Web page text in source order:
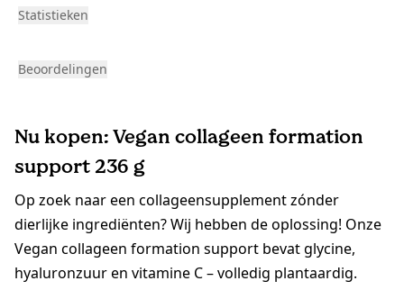
Statistieken
Beoordelingen
Nu kopen: Vegan collageen formation
support 236 g
Op zoek naar een collageensupplement zónder
dierlijke ingrediënten? Wij hebben de oplossing! Onze
Vegan collageen formation support bevat glycine,
hyaluronzuur en vitamine C – volledig plantaardig.